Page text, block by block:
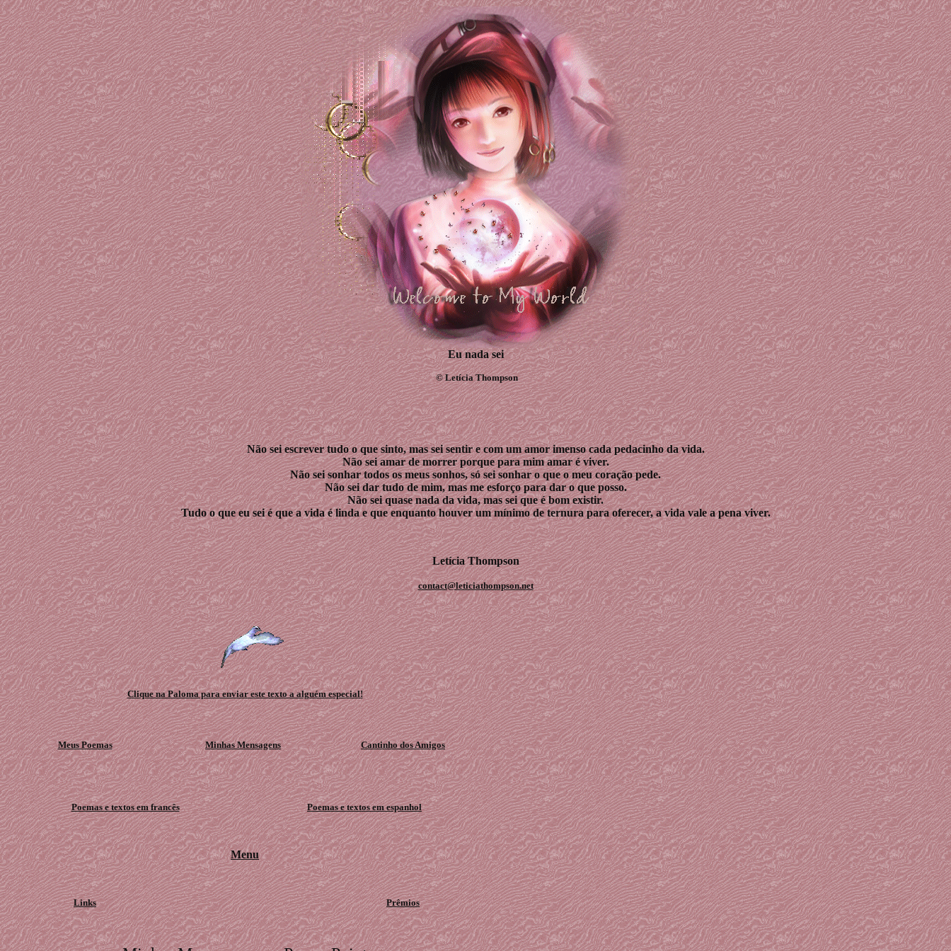
Eu nada sei
©Letícia Thompson
Não sei escrever tudo o que sinto, mas sei sentir e com um amor imenso cada pedacinho da vida.
Não sei amar de morrer porque para mim amar é viver.
Não sei sonhar todos os meus sonhos, só sei sonhar o que o meu coração pede.
Não sei dar tudo de mim, mas me esforço para dar o que posso.
Não sei quase nada da vida, mas sei que é bom existir.
Tudo o que eu sei é que a vida é linda e que enquanto houver um mínimo de ternura para oferecer, a vida vale a pena viver.
Letícia Thompson
contact@leticiathompson.net
Clique na Paloma para enviar este texto a alguém especial!
Meus Poemas Minhas Mensagens Cantinho dos Amigos
Poemas e textos em francês Poemas e textos em espanhol
Menu
Links Prêmios